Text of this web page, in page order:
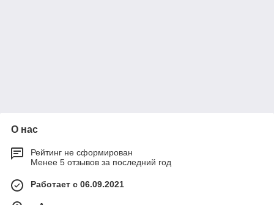
О нас
Рейтинг не сформирован
Менее 5 отзывов за последний год
Работает с 06.09.2021